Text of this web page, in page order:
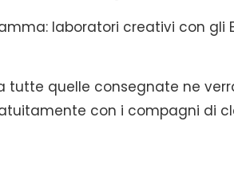
laboratori creativi con gli
tutte quelle consegnate ne
con i compagni di